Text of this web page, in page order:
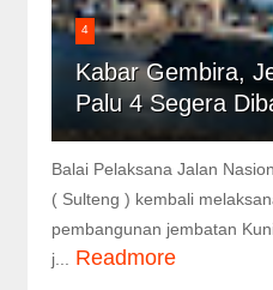
4
Kabar Gembira,
Palu 4 Segera
Balai Pelaksana Jalan
( Sulteng ) kembali
pembangunan jembatan
j...
Readmore